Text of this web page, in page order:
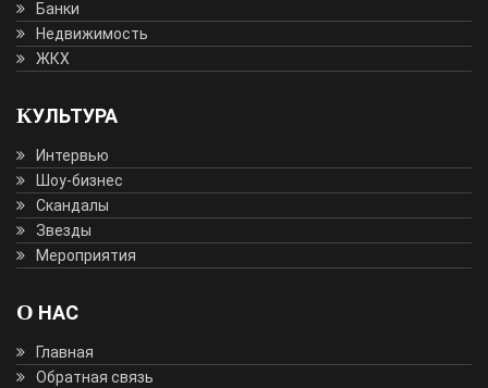
Банки
Недвижимость
ЖКХ
КУЛЬТУРА
Интервью
Шоу-бизнес
Скандалы
Звезды
Мероприятия
О НАС
Главная
Обратная связь